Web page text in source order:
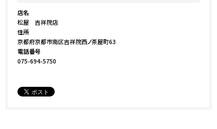
店名
松屋 吉祥院店
住所
京都府京都市南区吉祥院西ノ茶屋町63
電話番号
075-694-5750